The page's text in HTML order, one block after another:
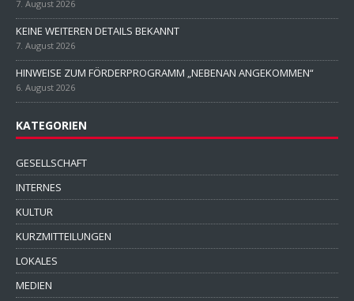
7. August 2026
KEINE WEITEREN DETAILS BEKANNT
7. August 2026
HINWEISE ZUM FÖRDERPROGRAMM „NEBENAN ANGEKOMMEN“
6. August 2026
KATEGORIEN
GESELLSCHAFT
INTERNES
KULTUR
KURZMITTEILUNGEN
LOKALES
MEDIEN